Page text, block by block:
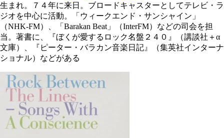
生まれ。７４年に来日。ブロードキャスターとしてテレビ・ラ
ジオを中心に活動。「ウィークエンド・サンシャイン」
（NHK-FM）、「Barakan Beat」（InterFM）などの司会を担
当。著書に、『ぼくが愛するロック名盤２４０』（講談社＋α
文庫）、『ピーター・バラカン音楽日記』（集英社インターナ
ショナル）などがある